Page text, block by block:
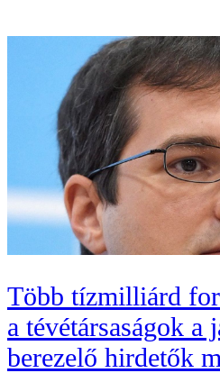
Több tízmilliárd
a tévétársaságok a
berezelő hirdetők